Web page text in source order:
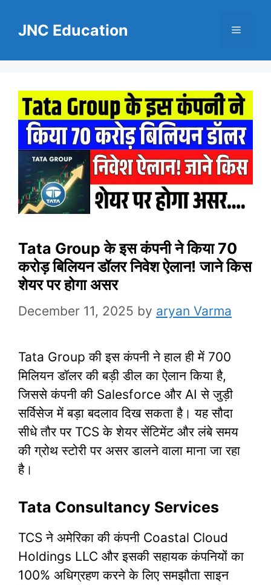
JNC Education Menu
Tata Group के इस कंपनी ने किया 70
करोड़ बिलियन डॉलर निवेश ऐलान! जाने किस
शेयर पर होगा असर
December 11, 2025 by aryan Varma
Tata Group की इस कंपनी ने हाल ही में 700
मिलियन डॉलर की बड़ी डील का ऐलान किया है,
जिससे कंपनी की Salesforce और AI से जुड़ी
सर्विसेज में बड़ा बदलाव दिख सकता है। यह सौदा
सीधे तौर पर TCS के शेयर सेंटिमेंट और लंबे समय
की ग्रोथ स्टोरी पर असर डालने वाला माना जा रहा
है।
Tata Consultancy Services
TCS ने अमेरिका की कंपनी Coastal Cloud
Holdings LLC और इसकी सहायक कंपनियों का
100% अधिग्रहण करने के लिए समझौता साइन